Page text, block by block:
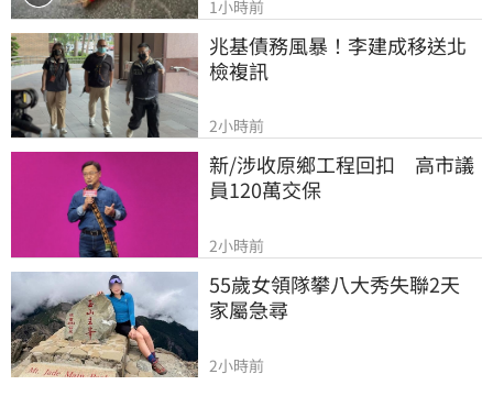
1小時前
兆基債務風暴！李建成移送北
檢複訊
2小時前
新/涉收原鄉工程回扣　高市議
員120萬交保
2小時前
55歲女領隊攀八大秀失聯2天
家屬急尋
2小時前